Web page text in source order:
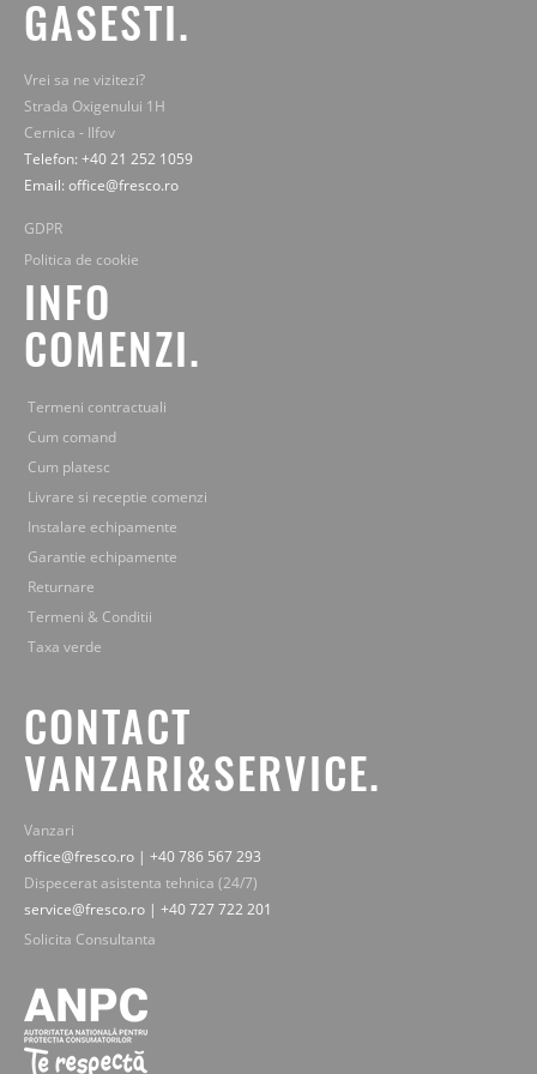
GASESTI.
Vrei sa ne vizitezi?
Strada Oxigenului 1H
Cernica - Ilfov
Telefon: +40 21 252 1059
Email: office@fresco.ro
GDPR
Politica de cookie
INFO
COMENZI.
Termeni contractuali
Cum comand
Cum platesc
Livrare si receptie comenzi
Instalare echipamente
Garantie echipamente
Returnare
Termeni & Conditii
Taxa verde
CONTACT
VANZARI&SERVICE.
Vanzari
office@fresco.ro | +40 786 567 293
Dispecerat asistenta tehnica (24/7)
service@fresco.ro | +40 727 722 201
Solicita Consultanta